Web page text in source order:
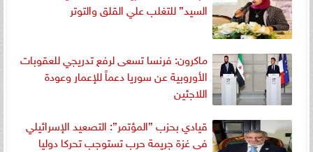
السيد” للتغلب علي القلق والتوتر
ماكرون: فرنسا تسعى لرفع تدريجي للعقوبات
الأوروبية عن سوريا دعماً للإعمار وعودة
اللاجئين
قيادي بحزب ”المؤتمر”: التصعيد الإسرائيلي
فى غزة جريمة حرب تستوجب تحركا دوليا